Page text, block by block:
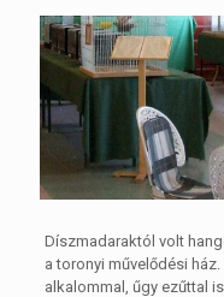
Díszmadaraktól volt
a toronyi művelődési
alkalommal, űgy ezűttal